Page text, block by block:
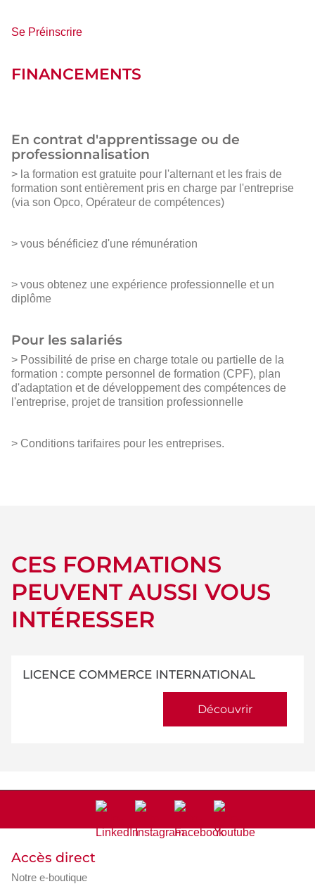
Se Préinscrire
FINANCEMENTS
En contrat d'apprentissage ou de
professionnalisation
> la formation est gratuite pour l'alternant et les frais de
formation sont entièrement pris en charge par l'entreprise
(via son Opco, Opérateur de compétences)
> vous bénéficiez d'une rémunération
> vous obtenez une expérience professionnelle et un
diplôme
Pour les salariés
> Possibilité de prise en charge totale ou partielle de la
formation : compte personnel de formation (CPF), plan
d'adaptation et de développement des compétences de
l'entreprise, projet de transition professionnelle
> Conditions tarifaires pour les entreprises.
CES FORMATIONS
PEUVENT AUSSI VOUS
INTÉRESSER
LICENCE COMMERCE INTERNATIONAL
Découvrir
Accès direct
Notre e-boutique